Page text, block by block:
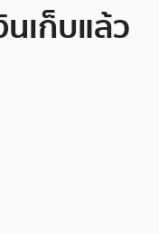
เก็บแล้ว